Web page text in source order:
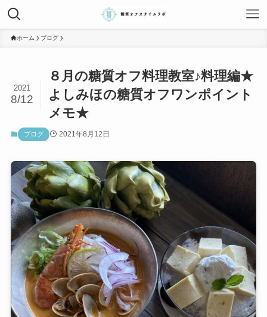
ホーム ブログ
８月の糖質オフ料理教室♪料理編★
よしみほの糖質オフワンポイント
メモ★
2021
8/12
ブログ 2021年8月12日